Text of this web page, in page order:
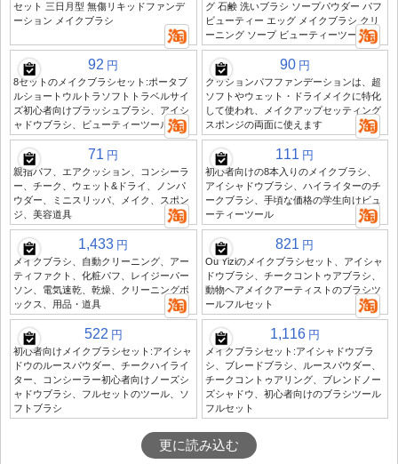
セット 三日月型 無傷リキッドファンデ
ーション メイクブラシ
グ 石鹸 洗いブラシ ソープパウダー パフ
ビューティー エッグ メイクブラシ クリ
ーニング ソープ ビューティーツール
92 円
8セットのメイクブラシセット:ポータブ
ルショートウルトラソフトトラベルサイ
ズ初心者向けブラッシュブラシ、アイシ
ャドウブラシ、ビューティーツール
90 円
クッションパフファンデーションは、超
ソフトやウェット・ドライメイクに特化
して使われ、メイクアップセッティング
スポンジの両面に使えます
71 円
親指パフ、エアクッション、コンシーラ
ー、チーク、ウェット&ドライ、ノンパ
ウダー、ミニスリッパ、メイク、スポン
ジ、美容道具
111 円
初心者向けの8本入りのメイクブラシ、
アイシャドウブラシ、ハイライターのチ
ークブラシ、手頃な価格の学生向けビュ
ーティーツール
1,433 円
メイクブラシ、自動クリーニング、アー
ティファクト、化粧パフ、レイジーパー
ソン、電気速乾、乾燥、クリーニングボ
ックス、用品・道具
821 円
Ou Yiziのメイクブラシセット、アイシャ
ドウブラシ、チークコントゥアブラシ、
動物ヘアメイクアーティストのブラシツ
ールフルセット
522 円
初心者向けメイクブラシセット:アイシャ
ドウのルースパウダー、チークハイライ
ター、コンシーラー初心者向けノーズシ
ャドウブラシ、フルセットのツール、ソ
フトブラシ
1,116 円
メイクブラシセット:アイシャドウブラ
シ、ブレードブラシ、ルースパウダー、
チークコントゥアリング、ブレンドノー
ズシャドウ、初心者向けのブラシツール
フルセット
更に読み込む